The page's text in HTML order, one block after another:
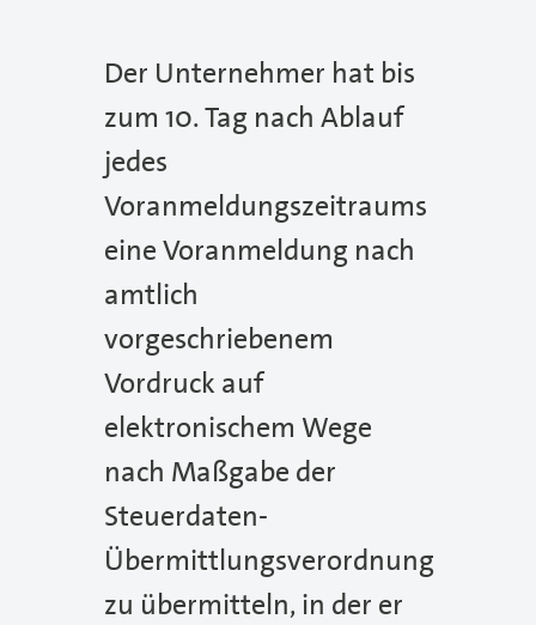
Der Unternehmer hat bis
zum 10. Tag nach Ablauf
jedes
Voranmeldungszeitraums
eine Voranmeldung nach
amtlich
vorgeschriebenem
Vordruck auf
elektronischem Wege
nach Maßgabe der
Steuerdaten-
Übermittlungsverordnung
zu übermitteln, in der er